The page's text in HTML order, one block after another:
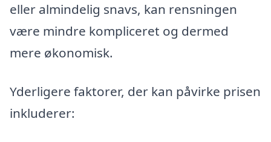
eller almindelig snavs, kan rensningen
være mindre kompliceret og dermed
mere økonomisk.
Yderligere faktorer, der kan påvirke prisen
inkluderer: